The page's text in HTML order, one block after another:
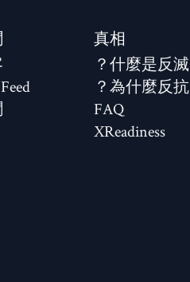
真相
什麼是反滅？
為什麼反抗？
FAQ
XReadiness